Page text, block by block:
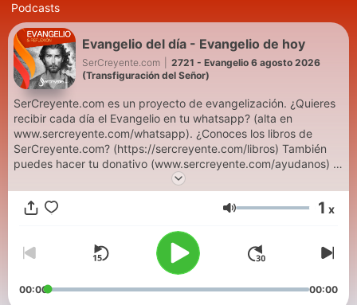
Podcasts
Evangelio del día - Evangelio de hoy
SerCreyente.com
2721 - Evangelio 6 agosto 2026
(Transfiguración del Señor)
SerCreyente.com es un proyecto de evangelización. ¿Quieres
recibir cada día el Evangelio en tu whatsapp? (alta en
www.sercreyente.com/whatsapp). ¿Conoces los libros de
SerCreyente.com? (https://sercreyente.com/libros) También
puedes hacer tu donativo (www.sercreyente.com/ayudanos) o
contactarnos (info@sercreyente.com). Evangelio de hoy,
Evangelho de hoje, Liturgia Diária, Palavra do dia, Evangelio,
Biblia.
Volumen 1 x
00:00 00:00